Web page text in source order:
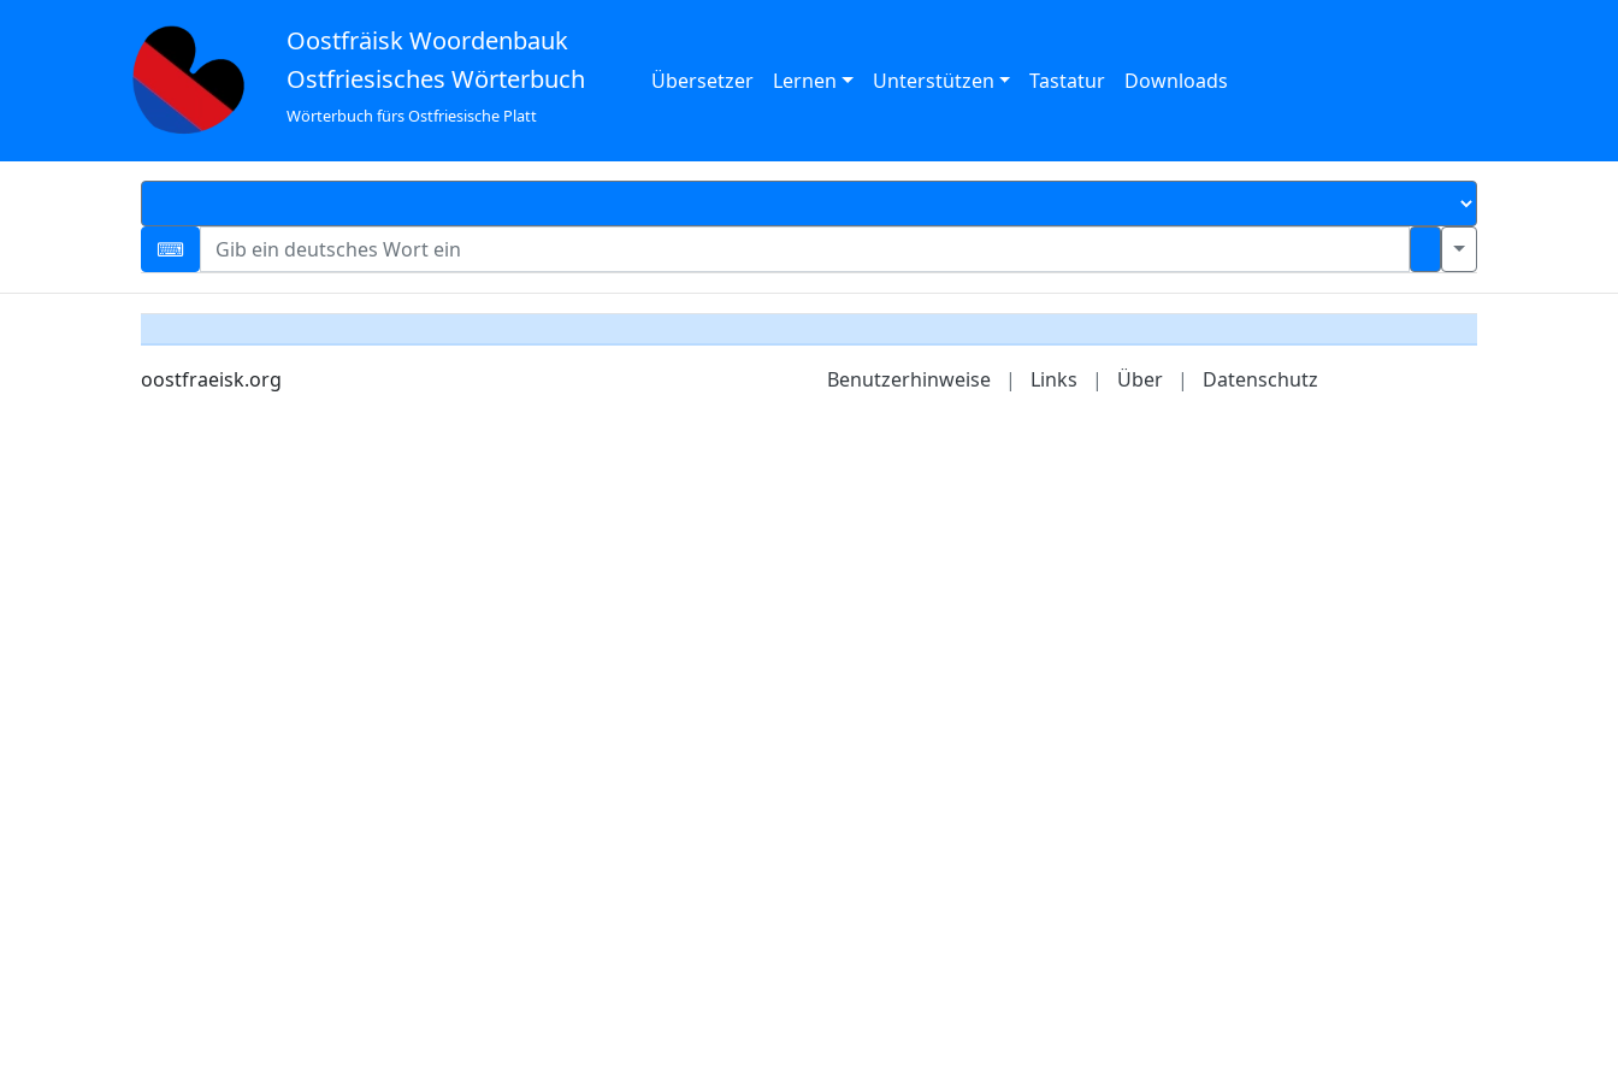
Oostfräisk Woordenbauk
Ostfriesisches Wörterbuch
Wörterbuch fürs Ostfriesische Platt
Übersetzer Lernen Unterstützen Tastatur Downloads
oostfraeisk.org Benutzerhinweise | Links | Über | Datenschutz